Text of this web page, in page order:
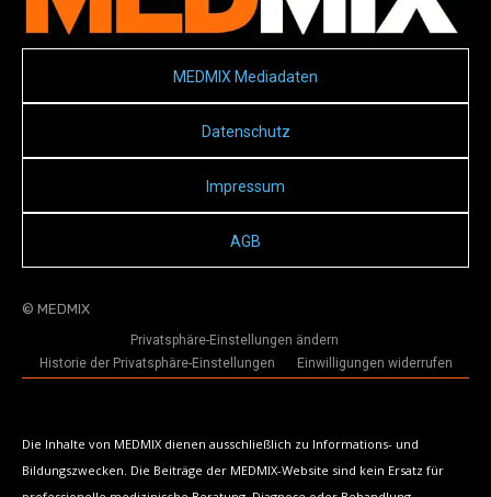
MEDMIX Mediadaten
Datenschutz
Impressum
AGB
© MEDMIX
Privatsphäre-Einstellungen ändern
Historie der Privatsphäre-Einstellungen
Einwilligungen widerrufen
Die Inhalte von MEDMIX dienen ausschließlich zu Informations- und
Bildungszwecken. Die Beiträge der MEDMIX-Website sind kein Ersatz für